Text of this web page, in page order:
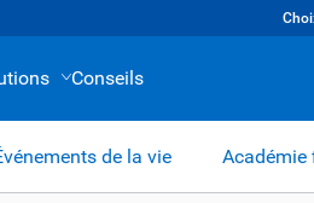
Conseils
de la vie Académie